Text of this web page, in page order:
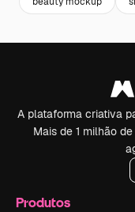
A plataforma criativa
Mais de 1 milhão
Produtos